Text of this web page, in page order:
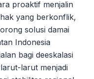
proaktif menjalin
yang berkonflik,
solusi damai
Indonesia
bagi deeskalasi
larut menjadi